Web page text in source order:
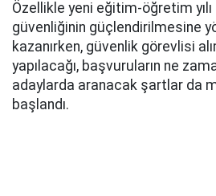
Özellikle yeni eğitim-öğretim
güvenliğinin güçlendirilmesine
kazanırken, güvenlik görevlisi
yapılacağı, başvuruların ne
adaylarda aranacak şartlar da
başlandı.